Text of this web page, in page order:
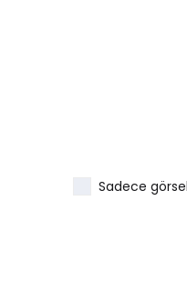
Sadece